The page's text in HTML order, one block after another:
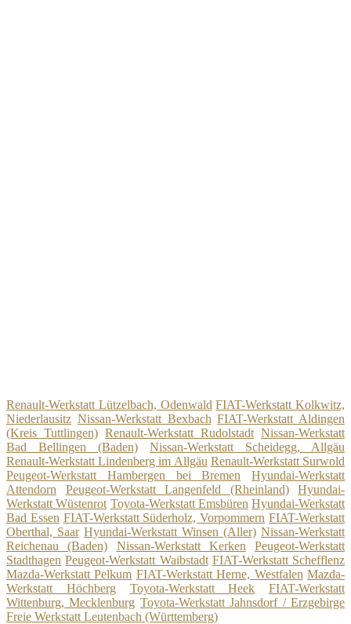
Renault-Werkstatt Lützelbach, Odenwald FIAT-Werkstatt Kolkwitz,
Niederlausitz Nissan-Werkstatt Bexbach FIAT-Werkstatt Aldingen
(Kreis Tuttlingen) Renault-Werkstatt Rudolstadt Nissan-Werkstatt
Bad Bellingen (Baden)
Nissan-Werkstatt Scheidegg, Allgäu
Renault-Werkstatt Lindenberg im Allgäu Renault-Werkstatt Surwold
Peugeot-Werkstatt Hambergen bei Bremen
Hyundai-Werkstatt
Attendorn
Peugeot-Werkstatt Langenfeld (Rheinland)
Hyundai-
Werkstatt Wüstenrot Toyota-Werkstatt Emsbüren Hyundai-Werkstatt
Bad Essen FIAT-Werkstatt Süderholz, Vorpommern FIAT-Werkstatt
Oberthal, Saar Hyundai-Werkstatt Winsen (Aller) Nissan-Werkstatt
Reichenau (Baden)
Nissan-Werkstatt Kerken
Peugeot-Werkstatt
Stadthagen Peugeot-Werkstatt Waibstadt FIAT-Werkstatt Schefflenz
Mazda-Werkstatt Pelkum FIAT-Werkstatt Herne, Westfalen Mazda-
Werkstatt Höchberg
Toyota-Werkstatt Heek
FIAT-Werkstatt
Wittenburg, Mecklenburg Toyota-Werkstatt Jahnsdorf / Erzgebirge
Freie Werkstatt Leutenbach (Württemberg)